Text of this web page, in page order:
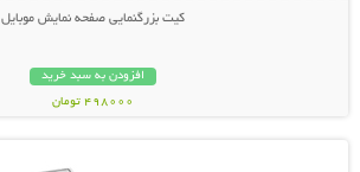
کیت بزرگنمایی صفحه نمایش موبایل
افزودن به سبد خرید
498000 تومان